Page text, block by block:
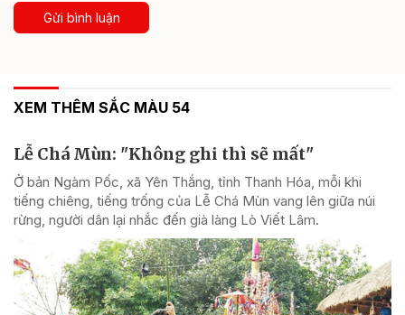
Gửi bình luận
XEM THÊM SẮC MÀU 54
Lễ Chá Mùn: "Không ghi thì sẽ mất"
Ở bản Ngàm Pốc, xã Yên Thắng, tỉnh Thanh Hóa, mỗi khi
tiếng chiêng, tiếng trống của Lễ Chá Mùn vang lên giữa núi
rừng, người dân lại nhắc đến già làng Lò Viết Lâm.